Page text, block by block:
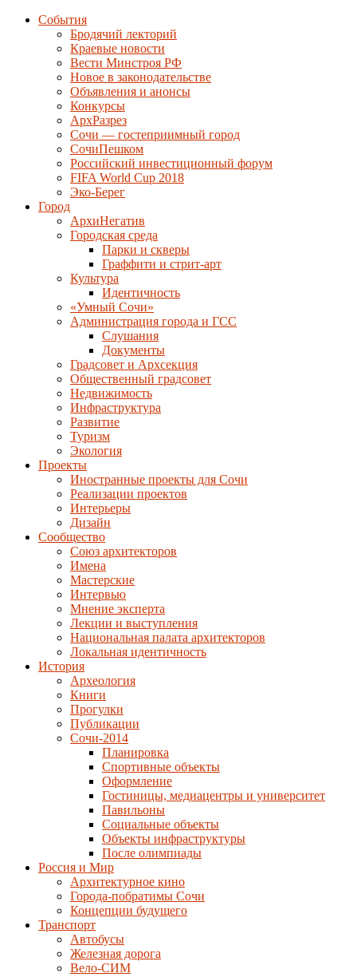
События
Бродячий лекторий
Краевые новости
Вести Минстроя РФ
Новое в законодательстве
Объявления и анонсы
Конкурсы
АрхРазрез
Сочи — гостеприимный город
СочиПешком
Российский инвестиционный форум
FIFA World Cup 2018
Эко-Берег
Город
АрхиНегатив
Городская среда
Парки и скверы
Граффити и стрит-арт
Культура
Идентичность
«Умный Сочи»
Администрация города и ГСС
Слушания
Документы
Градсовет и Архсекция
Общественный градсовет
Недвижимость
Инфраструктура
Развитие
Туризм
Экология
Проекты
Иностранные проекты для Сочи
Реализации проектов
Интерьеры
Дизайн
Сообщество
Союз архитекторов
Имена
Мастерские
Интервью
Мнение эксперта
Лекции и выступления
Национальная палата архитекторов
Локальная идентичность
История
Археология
Книги
Прогулки
Публикации
Сочи-2014
Планировка
Спортивные объекты
Оформление
Гостиницы, медиацентры и университет
Павильоны
Социальные объекты
Объекты инфраструктуры
После олимпиады
Россия и Мир
Архитектурное кино
Города-побратимы Сочи
Концепции будущего
Транспорт
Автобусы
Железная дорога
Вело-СИМ